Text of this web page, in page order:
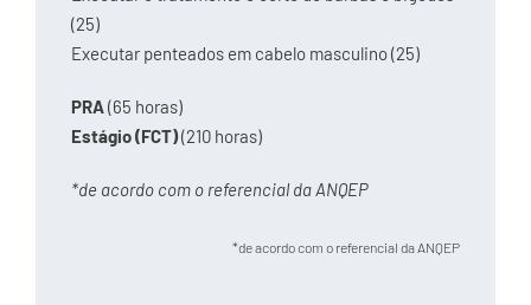
(25)
Executar penteados em cabelo masculino (25)
PRA(65 horas)
Estágio (FCT)(210 horas)
*de acordo com o referencial da ANQEP
*de acordo com o referencial da ANQEP